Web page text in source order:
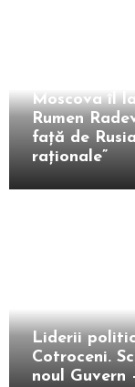
Moscova îl
Rumen
faţă de
raţionale”
Liderii
Cotroceni.
noul Guvern